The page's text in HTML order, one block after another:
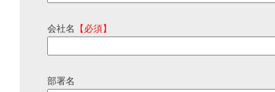
会社名 【必須】
部署名